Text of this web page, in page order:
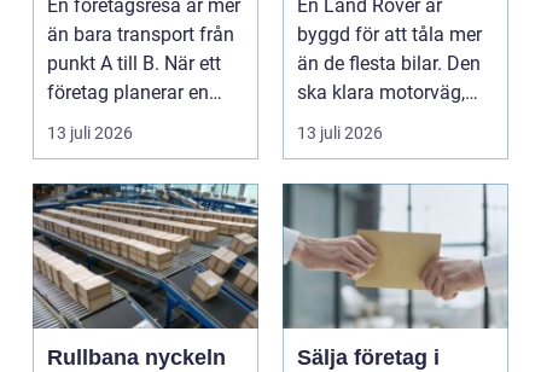
En företagsresa är mer
än bara transport från
punkt A till B. När ett
företag planerar en
resa för m...
13 juli 2026
En Land Rover är
byggd för att tåla mer
än de flesta bilar. Den
ska klara motorväg,
stadstrafik, gru...
13 juli 2026
Rullbana nyckeln
Sälja företag i